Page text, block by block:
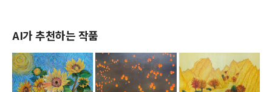
AI가 추천하는 작품